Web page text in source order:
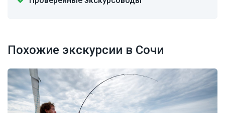
Похожие экскурсии в Сочи